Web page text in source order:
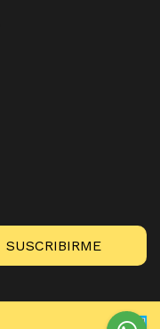
SUSCRIBIRME